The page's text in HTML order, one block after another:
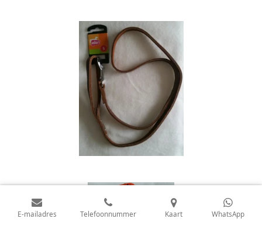
E-mailadres Telefoonnummer Kaart WhatsApp